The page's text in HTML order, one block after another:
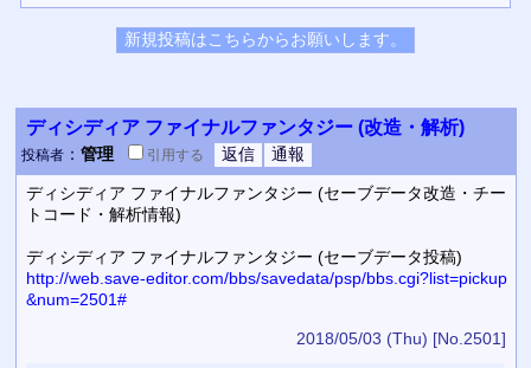
ディシディア ファイナルファンタジー (改造・解析)
投稿者： 管理 引用する
ディシディア ファイナルファンタジー (セーブデータ改造・チー
トコード・解析情報)
ディシディア ファイナルファンタジー (セーブデータ投稿)
http://web.save-editor.com/bbs/savedata/psp/bbs.cgi?list=pickup
&num=2501#
2018/05/03 (Thu) [No.2501]